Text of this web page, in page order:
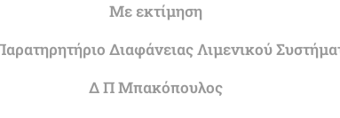
Με εκτίμηση
Διαφάνειας Λιμενικού
Δ Π Μπακόπουλος